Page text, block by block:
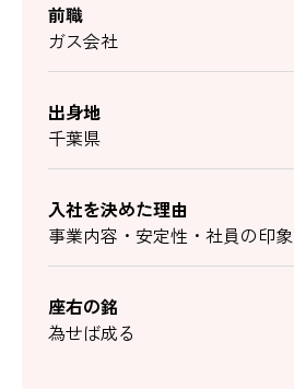
前職
ガス会社
出身地
千葉県
入社を決めた理由
事業内容・安定性・社員の印象
座右の銘
為せば成る